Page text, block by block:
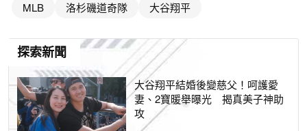
MLB 洛杉磯道奇隊 大谷翔平
探索新聞
大谷翔平結婚後變慈父！呵護愛
妻、2寶暖舉曝光 揭真美子神助
攻